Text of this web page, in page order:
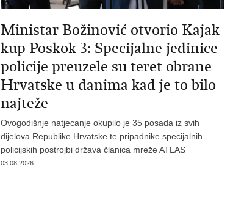
Ministar Božinović otvorio Kajak
kup Poskok 3: Specijalne jedinice
policije preuzele su teret obrane
Hrvatske u danima kad je to bilo
najteže
Ovogodišnje natjecanje okupilo je 35 posada iz svih
dijelova Republike Hrvatske te pripadnike specijalnih
policijskih postrojbi država članica mreže ATLAS
03.08.2026.